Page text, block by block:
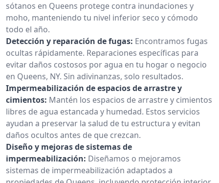
sótanos en Queens protege contra inundaciones y
moho, manteniendo tu nivel inferior seco y cómodo
todo el año.
Detección y reparación de fugas: Encontramos fugas
ocultas rápidamente. Reparaciones específicas para
evitar daños costosos por agua en tu hogar o negocio
en Queens, NY. Sin adivinanzas, solo resultados.
Impermeabilización de espacios de arrastre y
cimientos: Mantén los espacios de arrastre y cimientos
libres de agua estancada y humedad. Estos servicios
ayudan a preservar la salud de tu estructura y evitan
daños ocultos antes de que crezcan.
Diseño y mejoras de sistemas de
impermeabilización: Diseñamos o mejoramos
sistemas de impermeabilización adaptados a